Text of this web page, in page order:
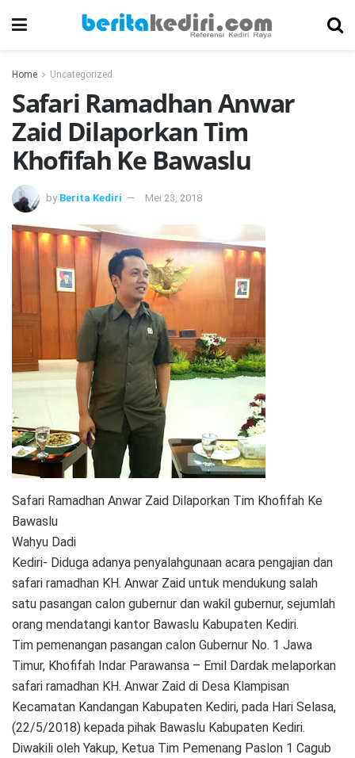
Home Uncategorized
Safari Ramadhan Anwar
Zaid Dilaporkan Tim
Khofifah Ke Bawaslu
by Berita Kediri Mei 23, 2018
Safari Ramadhan Anwar Zaid Dilaporkan Tim Khofifah Ke
Bawaslu
Wahyu Dadi
Kediri- Diduga adanya penyalahgunaan acara pengajian dan
safari ramadhan KH. Anwar Zaid untuk mendukung salah
satu pasangan calon gubernur dan wakil gubernur, sejumlah
orang mendatangi kantor Bawaslu Kabupaten Kediri.
Tim pemenangan pasangan calon Gubernur No. 1 Jawa
Timur, Khofifah Indar Parawansa – Emil Dardak melaporkan
safari ramadhan KH. Anwar Zaid di Desa Klampisan
Kecamatan Kandangan Kabupaten Kediri, pada Hari Selasa,
(22/5/2018) kepada pihak Bawaslu Kabupaten Kediri.
Diwakili oleh Yakup, Ketua Tim Pemenang Paslon 1 Cagub